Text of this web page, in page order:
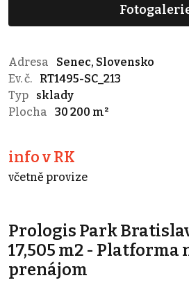
Adresa
Senec, Slovensko
Ev. č.
RT1495-SC_213
Typ
sklady
Plocha
30 200 m²
info v RK
včetně provize
Prologis Park
17,505 m2 - Platforma
prenájom